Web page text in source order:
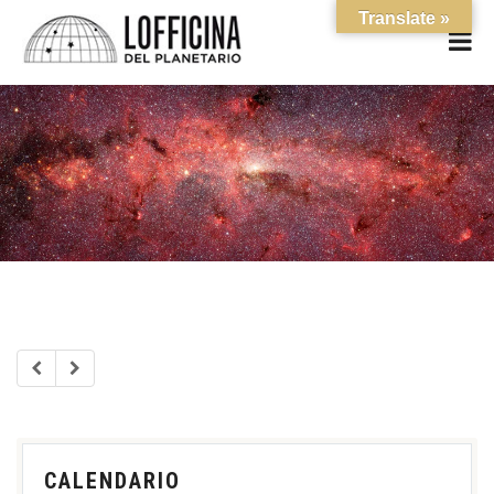
CALENDARIO
Translate »